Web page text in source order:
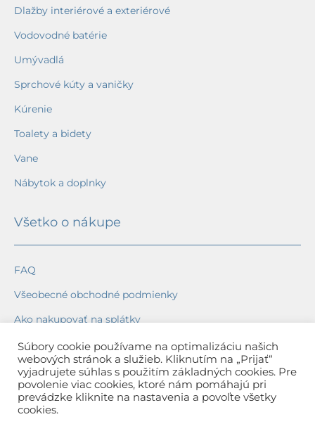
Dlažby interiérové a exteriérové
Vodovodné batérie
Umývadlá
Sprchové kúty a vaničky
Kúrenie
Toalety a bidety
Vane
Nábytok a doplnky
Všetko o nákupe
FAQ
Všeobecné obchodné podmienky
Ako nakupovať na splátky
Ochrana osobných údajov
Reklamačný poriadok
Spôsob a cena dopravy
Súbory cookie používame na optimalizáciu našich
webových stránok a služieb. Kliknutím na „Prijať“
vyjadrujete súhlas s použitím základných cookies. Pre
povolenie viac cookies, ktoré nám pomáhajú pri
prevádzke kliknite na nastavenia a povoľte všetky
cookies.